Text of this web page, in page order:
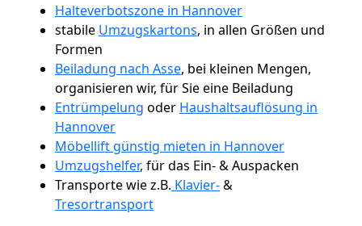
Halteverbotszone in Hannover
stabile Umzugskartons, in allen Größen und
Formen
Beiladung nach Asse, bei kleinen Mengen,
organisieren wir, für Sie eine Beiladung
Entrümpelung oder Haushaltsauflösung in
Hannover
Möbellift günstig mieten in Hannover
Umzugshelfer, für das Ein- & Auspacken
Transporte wie z.B. Klavier-&
Tresortransport